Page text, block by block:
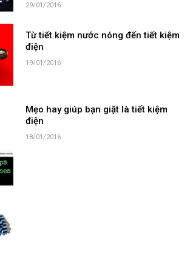
29/01/2016
Từ tiết kiệm nước nóng đến tiết kiệm
điện
19/01/2016
Mẹo hay giúp bạn giặt là tiết kiệm
điện
18/01/2016